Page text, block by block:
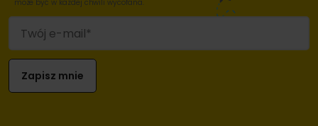
może być w każdej chwili wycofana.